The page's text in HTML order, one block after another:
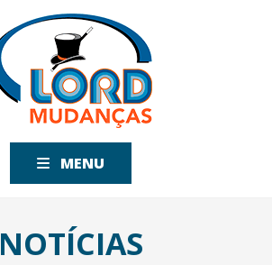
MENU
NOTÍCIAS